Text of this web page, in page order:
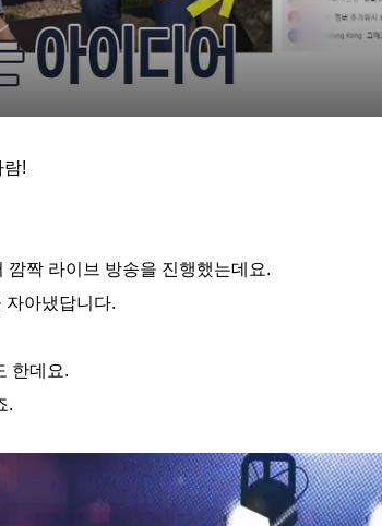
람!
짝 라이브 방송을 진행했는데요.
자아냈답니다.
한데요.
.